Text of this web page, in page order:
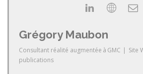
Grégory Maubon
Consultant réalité augmentée à GMC | Site
publications